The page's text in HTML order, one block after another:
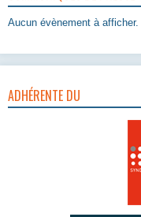
Aucun évènement à afficher.
ADHÉRENTE DU